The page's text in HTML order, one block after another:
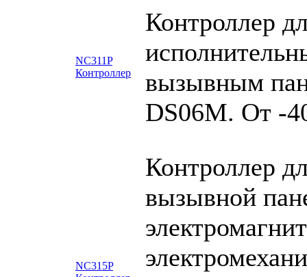
NC311P
Контроллер
Контроллер
вызывным
DS06M. От -
NC315P
Контроллер
вызывной